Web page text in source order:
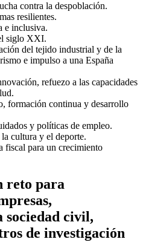
contra la despoblación.
resilientes.
e inclusiva.
siglo XXI.
del tejido industrial y de la
e impulso a una España
refuezo a las capacidades
formación continua y desarrollo
y políticas de empleo.
cultura y el deporte.
fiscal para un crecimiento
reto para
sociedad civil,
de investigación